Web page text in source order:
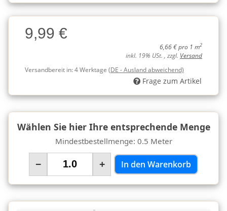
Charge
Charge9,99 €
6,66 € pro 1 m2
inkl. 19% USt. , zzgl. Versand
Versandbereit in:4 Werktage (DE - Ausland abweichend)
Frage zum Artikel
Wählen Sie hier Ihre entsprechende Menge
Mindestbestellmenge: 0.5 Meter
− + In den Warenkorb